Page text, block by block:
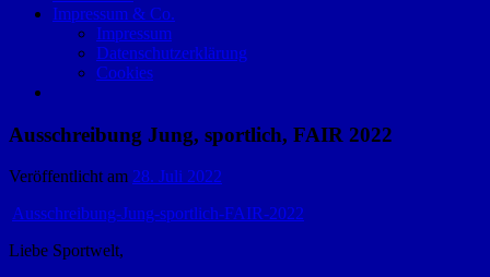
Impressum & Co.
Impressum
Datenschutzerklärung
Cookies
Ausschreibung Jung, sportlich, FAIR 2022
Veröffentlicht am 28. Juli 2022
Ausschreibung-Jung-sportlich-FAIR-2022
Liebe Sportwelt,